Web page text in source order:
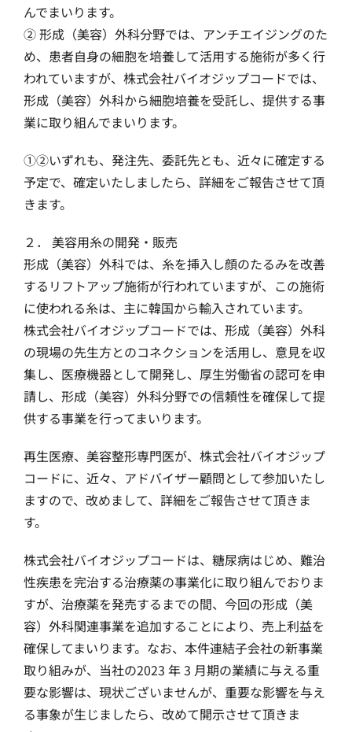
んでまいります。
② 形成（美容）外科分野では、アンチエイジングのた
め、患者自身の細胞を培養して活用する施術が多く行
われていますが、株式会社バイオジップコードでは、
形成（美容）外科から細胞培養を受託し、提供する事
業に取り組んでまいります。
①②いずれも、発注先、委託先とも、近々に確定する
予定で、確定いたしましたら、詳細をご報告させて頂
きます。
２． 美容用糸の開発・販売
形成（美容）外科では、糸を挿入し顔のたるみを改善
するリフトアップ施術が行われていますが、この施術
に使われる糸は、主に韓国から輸入されています。
株式会社バイオジップコードでは、形成（美容）外科
の現場の先生方とのコネクションを活用し、意見を収
集し、医療機器として開発し、厚生労働省の認可を申
請し、形成（美容）外科分野での信頼性を確保して提
供する事業を行ってまいります。
再生医療、美容整形専門医が、株式会社バイオジップ
コードに、近々、アドバイザー顧問として参加いたし
ますので、改めまして、詳細をご報告させて頂きま
す。
株式会社バイオジップコードは、糖尿病はじめ、難治
性疾患を完治する治療薬の事業化に取り組んでおりま
すが、治療薬を発売するまでの間、今回の形成（美
容）外科関連事業を追加することにより、売上利益を
確保してまいります。なお、本件連結子会社の新事業
取り組みが、当社の2023 年 3 月期の業績に与える重
要な影響は、現状ございませんが、重要な影響を与え
る事象が生じましたら、改めて開示させて頂きま